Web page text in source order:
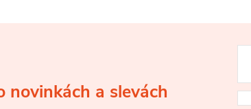
novinkách a slevách